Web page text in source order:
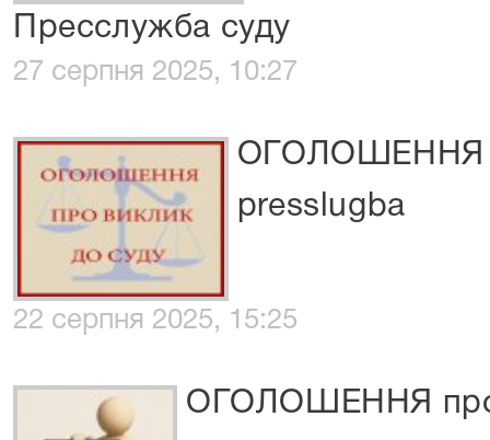
Пресслужба суду
27 серпня 2025, 10:27
ОГОЛОШЕННЯ
presslugba
22 серпня 2025, 15:25
ОГОЛОШЕННЯ про